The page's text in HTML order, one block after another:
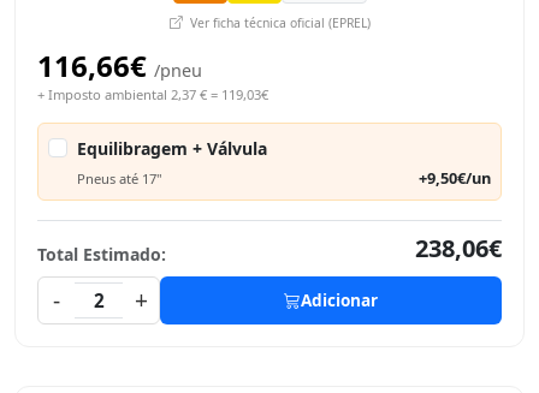
Ver ficha técnica oficial (EPREL)
116,66€ /pneu
+ Imposto ambiental 2,37 € = 119,03€
Equilibragem + Válvula
Pneus até 17" +9,50€/un
Total Estimado:
238,06€
-
2 + Adicionar